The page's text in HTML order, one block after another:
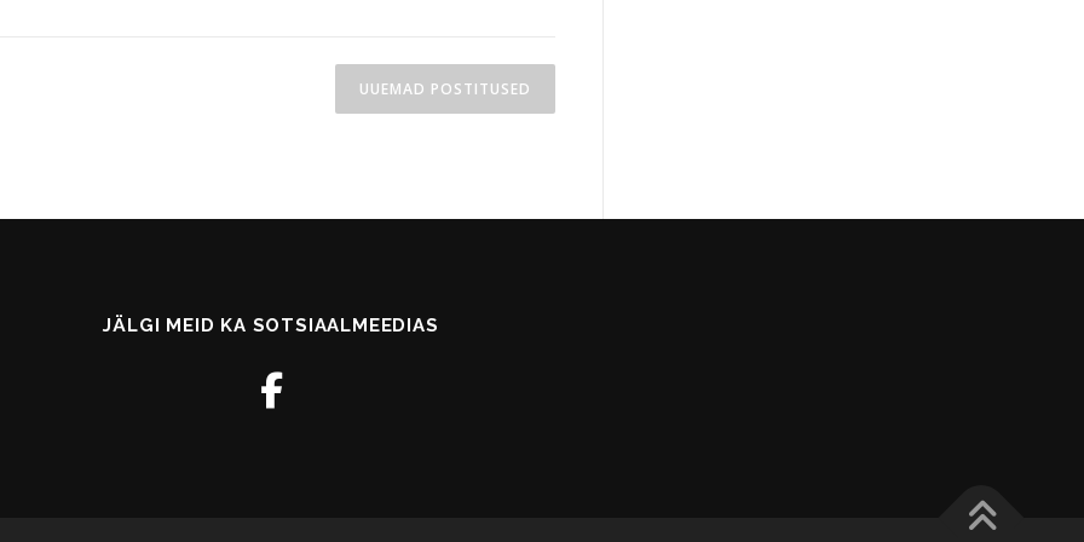
UUEMAD POSTITUSED
JÄLGI MEID KA SOTSIAALMEEDIAS